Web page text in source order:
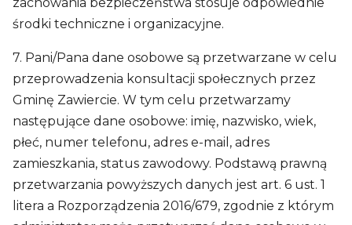
środki techniczne i organizacyjne.
7. Pani/Pana dane osobowe są przetwarzane w celu
przeprowadzenia konsultacji społecznych przez
Gminę Zawiercie. W tym celu przetwarzamy
następujące dane osobowe: imię, nazwisko, wiek,
płeć, numer telefonu, adres e-mail, adres
zamieszkania, status zawodowy. Podstawą prawną
przetwarzania powyższych danych jest art. 6 ust. 1
litera a Rozporządzenia 2016/679, zgodnie z którym